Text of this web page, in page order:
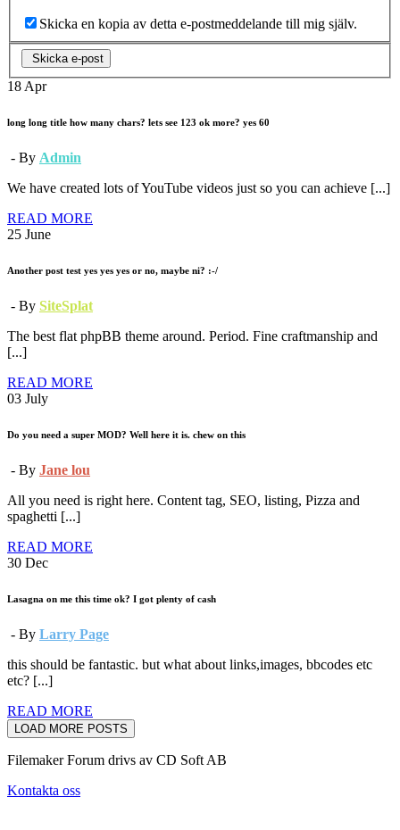
Skicka en kopia av detta e-postmeddelande till mig själv.
Skicka e-post
18 Apr
long long title how many chars? lets see 123 ok more? yes 60
- By Admin
We have created lots of YouTube videos just so you can achieve [...]
READ MORE
25 June
Another post test yes yes yes or no, maybe ni? :-/
- By SiteSplat
The best flat phpBB theme around. Period. Fine craftmanship and
[...]
READ MORE
03 July
Do you need a super MOD? Well here it is. chew on this
- By Jane lou
All you need is right here. Content tag, SEO, listing, Pizza and
spaghetti [...]
READ MORE
30 Dec
Lasagna on me this time ok? I got plenty of cash
- By Larry Page
this should be fantastic. but what about links,images, bbcodes etc
etc? [...]
READ MORE
LOAD MORE POSTS
Filemaker Forum drivs av CD Soft AB
Kontakta oss